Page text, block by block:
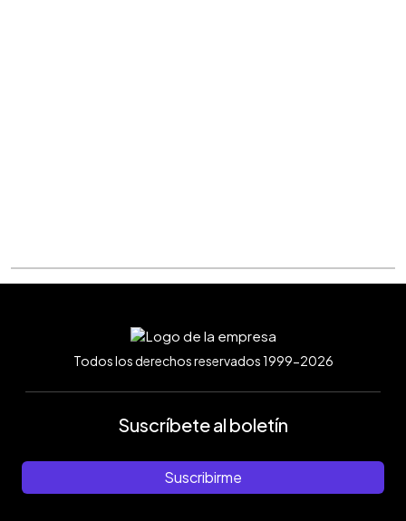
Todos los derechos reservados 1999-2026
Suscríbete al boletín
Suscribirme